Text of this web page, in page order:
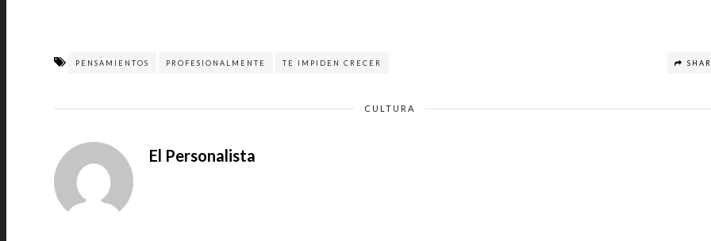
PENSAMIENTOS PROFESIONALMENTE TE IMPIDEN CRECER
CULTURA
El Personalista